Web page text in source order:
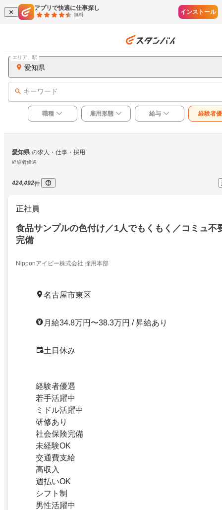
アプリで快適に仕事探し
無料 インストール
愛知県
エリア、駅
キーワード
職種 雇用形態 給与 経験者
愛知県 の求人・仕事・採用
経験者優遇
424,492件
正社員
食品サンプルの色付け／1人でもくもく／コミュ不
完備
Nipponアイピー株式会社 採用本部
名古屋市東区
月給34.8万円〜38.3万円 / 昇給あり
土日休み
経験者優遇
若手活躍中
ミドル活躍中
研修あり
社会保険完備
未経験OK
交通費支給
高収入
週払いOK
シフト制
男性活躍中